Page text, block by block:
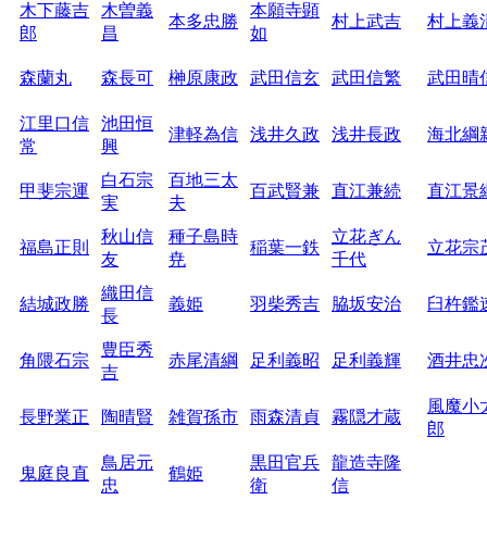
木下藤吉
郎
木曽義
昌
本多忠勝
本願寺顕
如
村上武吉 村上義
森蘭丸 森長可 榊原康政 武田信玄 武田信繁 武田晴
江里口信
常
池田恒
興
津軽為信 浅井久政 浅井長政 海北綱
甲斐宗運
白石宗
実
百地三太
夫
百武賢兼 直江兼続 直江景
福島正則
秋山信
友
種子島時
尭
稲葉一鉄
立花ぎん
千代
立花宗
結城政勝
織田信
長
義姫 羽柴秀吉 脇坂安治 臼杵鑑
角隈石宗
豊臣秀
吉
赤尾清綱 足利義昭 足利義輝 酒井忠
長野業正 陶晴賢 雑賀孫市 雨森清貞 霧隠才蔵
風魔小
郎
鬼庭良直
鳥居元
忠
鶴姫
黒田官兵
衛
龍造寺隆
信